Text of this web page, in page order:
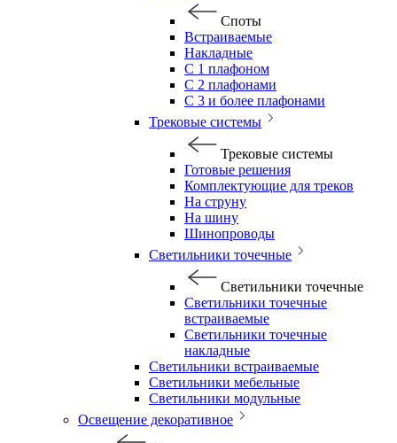
Споты
Встраиваемые
Накладные
С 1 плафоном
С 2 плафонами
С 3 и более плафонами
Трековые системы
Трековые системы
Готовые решения
Комплектующие для треков
На струну
На шину
Шинопроводы
Светильники точечные
Светильники точечные
Светильники точечные
встраиваемые
Светильники точечные
накладные
Светильники встраиваемые
Светильники мебельные
Светильники модульные
Освещение декоративное